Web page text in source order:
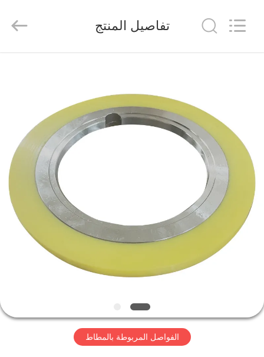
فيديوهات
عنّا
جولة
في
المصنع
الجودة
تفاصيل المنتج
الفواصل المربوطة بالمطاط